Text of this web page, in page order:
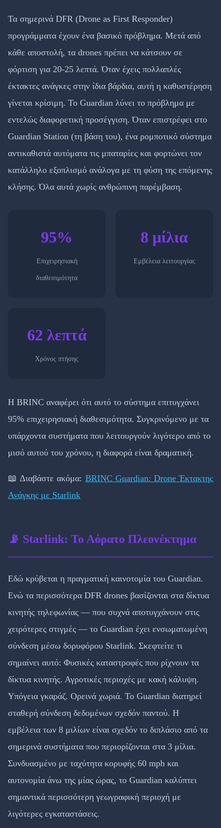
Τα σημερινά DFR (Drone as First Responder)
προγράμματα έχουν ένα βασικό πρόβλημα. Μετά από
κάθε αποστολή, τα drones πρέπει να κάτσουν σε
φόρτιση για 20-25 λεπτά. Όταν έχεις πολλαπλές
έκτακτες ανάγκες στην ίδια βάρδια, αυτή η καθυστέρηση
γίνεται κρίσιμη. Το Guardian λύνει το πρόβλημα με
εντελώς διαφορετική προσέγγιση. Όταν επιστρέφει στο
Guardian Station (τη βάση του), ένα ρομποτικό σύστημα
αντικαθιστά αυτόματα τις μπαταρίες και φορτώνει τον
κατάλληλο εξοπλισμό ανάλογα με τη φύση της επόμενης
κλήσης. Όλα αυτά χωρίς ανθρώπινη παρέμβαση.
95%
Επιχειρησιακή
διαθεσιμότητα
8 μίλια
Εμβέλεια λειτουργίας
62 λεπτά
Χρόνος πτήσης
Η BRINC αναφέρει ότι αυτό το σύστημα επιτυγχάνει
95% επιχειρησιακή διαθεσιμότητα. Συγκρινόμενο με τα
υπάρχοντα συστήματα που λειτουργούν λιγότερο από το
μισό αυτού του χρόνου, η διαφορά είναι δραματική.
📖 Διαβάστε ακόμα: BRINC Guardian: Drone Έκτακτης
Ανάγκης με Starlink
📡 Starlink: Το Αόρατο Πλεονέκτημα
Εδώ κρύβεται η πραγματική καινοτομία του Guardian.
Ενώ τα περισσότερα DFR drones βασίζονται στα δίκτυα
κινητής τηλεφωνίας — που συχνά αποτυγχάνουν στις
χειρότερες στιγμές — το Guardian έχει ενσωματωμένη
σύνδεση μέσω δορυφόρου Starlink. Σκεφτείτε τι
σημαίνει αυτό: Φυσικές καταστροφές που ρίχνουν τα
δίκτυα κινητής. Αγροτικές περιοχές με κακή κάλυψη.
Υπόγεια γκαράζ. Ορεινά χωριά. Το Guardian διατηρεί
σταθερή σύνδεση δεδομένων σχεδόν παντού. Η
εμβέλεια των 8 μιλίων είναι σχεδόν το διπλάσιο από τα
σημερινά συστήματα που περιορίζονται στα 3 μίλια.
Συνδυασμένο με ταχύτητα κορυφής 60 mph και
αυτονομία άνω της μίας ώρας, το Guardian καλύπτει
σημαντικά περισσότερη γεωγραφική περιοχή με
λιγότερες εγκαταστάσεις.